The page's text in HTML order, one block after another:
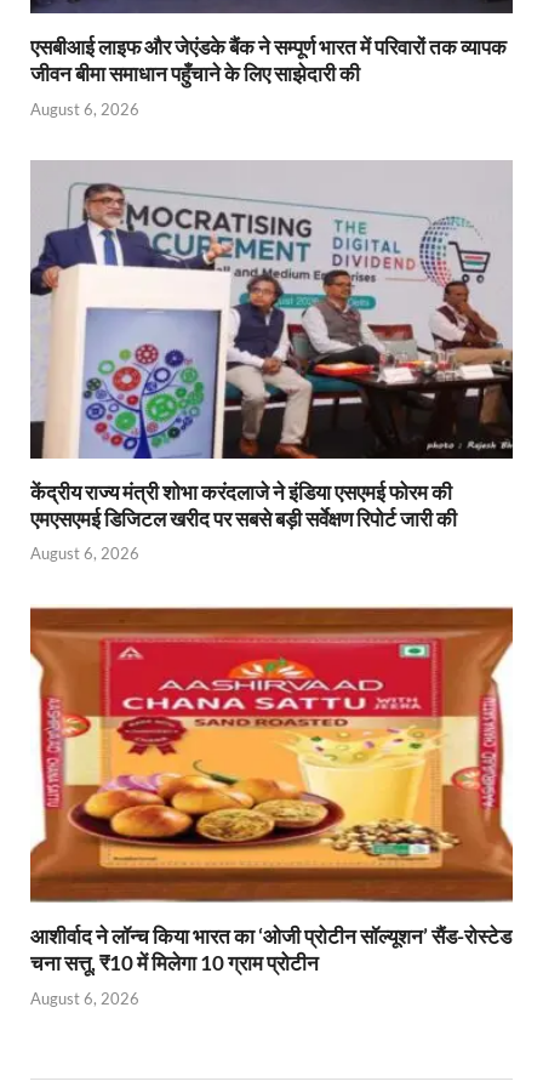
एसबीआई लाइफ और जेएंडके बैंक ने सम्पूर्ण भारत में परिवारों तक व्यापक
जीवन बीमा समाधान पहुँचाने के लिए साझेदारी की
August 6, 2026
केंद्रीय राज्य मंत्री शोभा करंदलाजे ने इंडिया एसएमई फोरम की
एमएसएमई डिजिटल खरीद पर सबसे बड़ी सर्वेक्षण रिपोर्ट जारी की
August 6, 2026
आशीर्वाद ने लॉन्च किया भारत का ‘ओजी प्रोटीन सॉल्यूशन’ सैंड-रोस्टेड
चना सत्तू, ₹10 में मिलेगा 10 ग्राम प्रोटीन
August 6, 2026